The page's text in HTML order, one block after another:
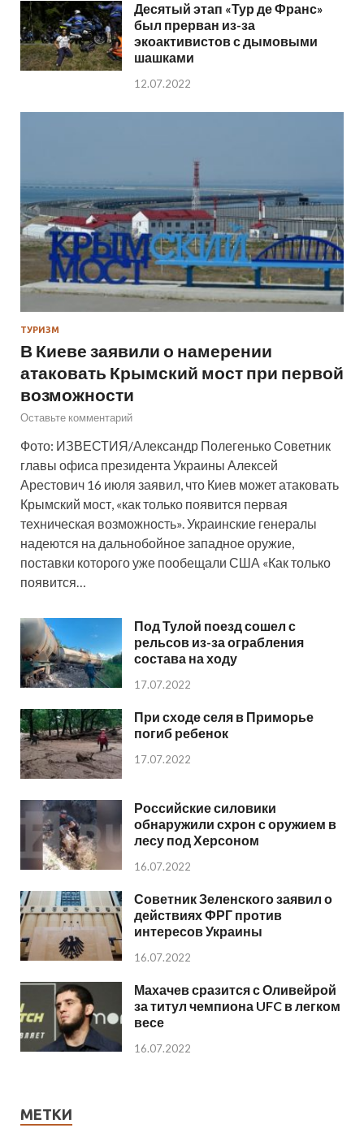
Десятый этап «Тур де Франс»
был прерван из-за
экоактивистов с дымовыми
шашками
12.07.2022
ТУРИЗМ
В Киеве заявили о намерении
атаковать Крымский мост при первой
возможности
Оставьте комментарий
Фото: ИЗВЕСТИЯ/Александр Полегенько Советник
главы офиса президента Украины Алексей
Арестович 16 июля заявил, что Киев может атаковать
Крымский мост, «как только появится первая
техническая возможность». Украинские генералы
надеются на дальнобойное западное оружие,
поставки которого уже пообещали США «Как только
появится…
Под Тулой поезд сошел с
рельсов из-за ограбления
состава на ходу
17.07.2022
При сходе селя в Приморье
погиб ребенок
17.07.2022
Российские силовики
обнаружили схрон с оружием в
лесу под Херсоном
16.07.2022
Советник Зеленского заявил о
действиях ФРГ против
интересов Украины
16.07.2022
Махачев сразится с Оливейрой
за титул чемпиона UFC в легком
весе
16.07.2022
МЕТКИ